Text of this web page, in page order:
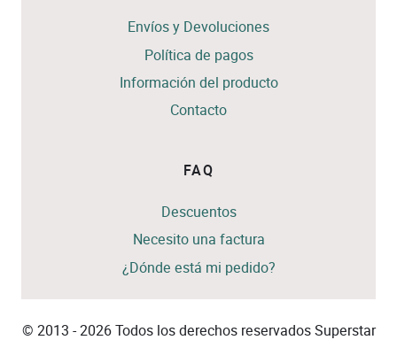
Envíos y Devoluciones
Política de pagos
Información del producto
Contacto
FAQ
Descuentos
Necesito una factura
¿Dónde está mi pedido?
© 2013 - 2026 Todos los derechos reservados Superstar